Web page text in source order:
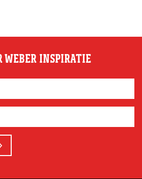
WEBER INSPIRATIE